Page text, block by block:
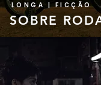
LONGA | FICÇÃO
SOBRE